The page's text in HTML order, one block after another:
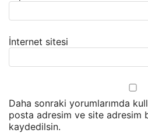
İnternet sitesi
Daha sonraki yorumlarımda
posta adresim ve site adresim
kaydedilsin.